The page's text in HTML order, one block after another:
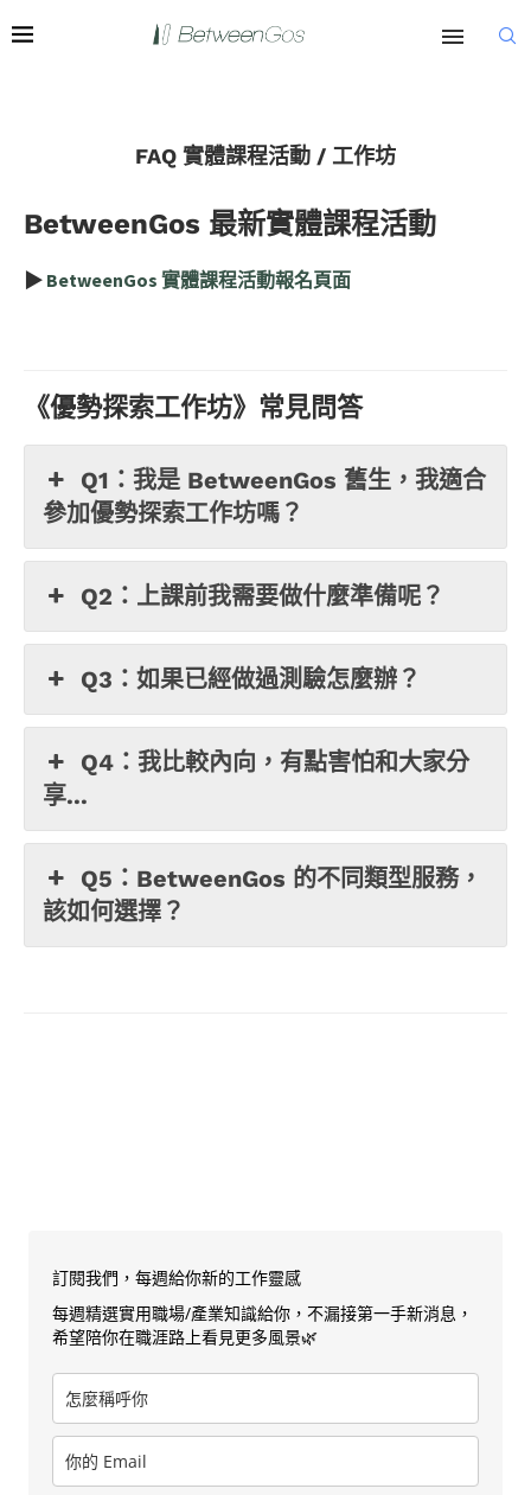
FAQ 實體課程活動 / 工作坊
BetweenGos 最新實體課程活動
▶︎ BetweenGos 實體課程活動報名頁面
《優勢探索工作坊》常見問答
Q1：我是 BetweenGos 舊生，我適合
參加優勢探索工作坊嗎？
Q2：上課前我需要做什麼準備呢？
Q3：如果已經做過測驗怎麼辦？
Q4：我比較內向，有點害怕和大家分
享...
Q5：BetweenGos 的不同類型服務，
該如何選擇？
訂閱我們，每週給你新的工作靈感
每週精選實用職場/產業知識給你，不漏接第一手新消息，
希望陪你在職涯路上看見更多風景🌿